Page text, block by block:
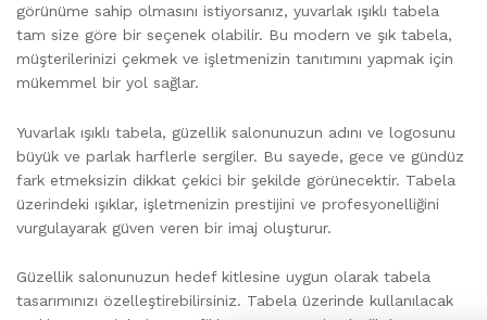
görünüme sahip olmasını istiyorsanız, yuvarlak ışıklı tabela
tam size göre bir seçenek olabilir. Bu modern ve şık tabela,
müşterilerinizi çekmek ve işletmenizin tanıtımını yapmak için
mükemmel bir yol sağlar.
Yuvarlak ışıklı tabela, güzellik salonunuzun adını ve logosunu
büyük ve parlak harflerle sergiler. Bu sayede, gece ve gündüz
fark etmeksizin dikkat çekici bir şekilde görünecektir. Tabela
üzerindeki ışıklar, işletmenizin prestijini ve profesyonelliğini
vurgulayarak güven veren bir imaj oluşturur.
Güzellik salonunuzun hedef kitlesine uygun olarak tabela
tasarımınızı özelleştirebilirsiniz. Tabela üzerinde kullanılacak